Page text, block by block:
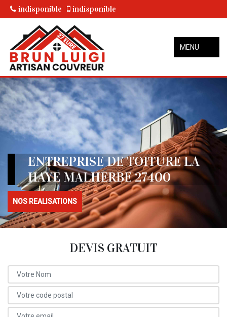
indisponible indisponible
MENU
ENTREPRISE DE TOITURE LA
HAYE MALHERBE 27400
NOS REALISATIONS
DEVIS GRATUIT